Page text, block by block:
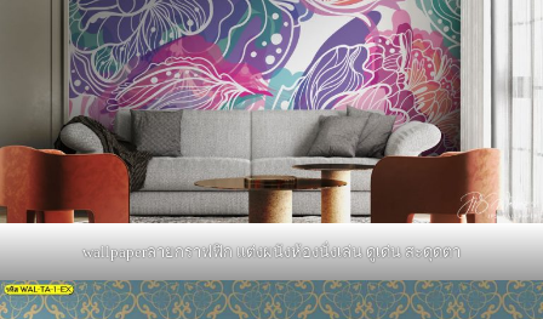
wallpaperลายกราฟฟิก แต่งผนังห้องนั่งเล่น ดูเด่น สะดุดตา